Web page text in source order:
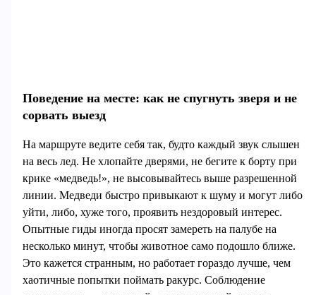
Поведение на месте: как не спугнуть зверя и не
сорвать выезд
На маршруте ведите себя так, будто каждый звук слышен
на весь лед. Не хлопайте дверями, не бегите к борту при
крике «медведь!», не высовывайтесь выше разрешенной
линии. Медведи быстро привыкают к шуму и могут либо
уйти, либо, хуже того, проявить нездоровый интерес.
Опытные гиды иногда просят замереть на палубе на
несколько минут, чтобы животное само подошло ближе.
Это кажется странным, но работает гораздо лучше, чем
хаотичные попытки поймать ракурс. Соблюдение